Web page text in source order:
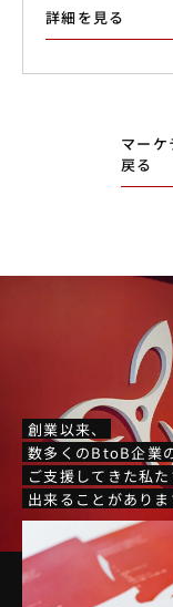
詳細を見る
マー
戻る
創業以来、
数多くのBtoB企業
ご支援してきた私た
出来ることがありま